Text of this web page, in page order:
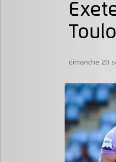
dimanche 20